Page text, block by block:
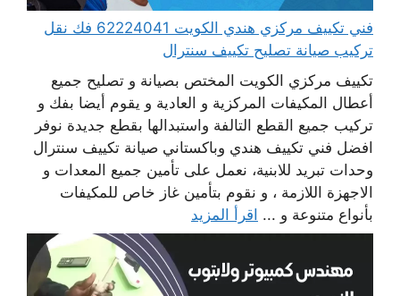
فني تكييف مركزي هندي الكويت 62224041 فك نقل
تركيب صيانة تصليح تكييف سنترال
تكييف مركزي الكويت المختص بصيانة و تصليح جميع
أعطال المكيفات المركزية و العادية و يقوم أيضا بفك و
تركيب جميع القطع التالفة واستبدالها بقطع جديدة نوفر
افضل فني تكييف هندي وباكستاني صيانة تكييف سنترال
وحدات تبريد للابنية، نعمل على تأمين جميع المعدات و
الاجهزة اللازمة ، و نقوم بتأمين غاز خاص للمكيفات
بأنواع متنوعة و ... اقرأ المزيد